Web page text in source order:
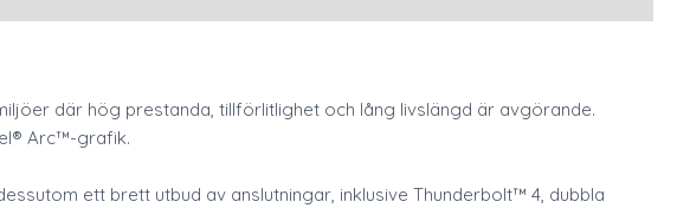
där hög prestanda, tillförlitlighet och lång livslängd är avgörande.
Arc™-grafik.
ett brett utbud av anslutningar, inklusive Thunderbolt™ 4, dubbla